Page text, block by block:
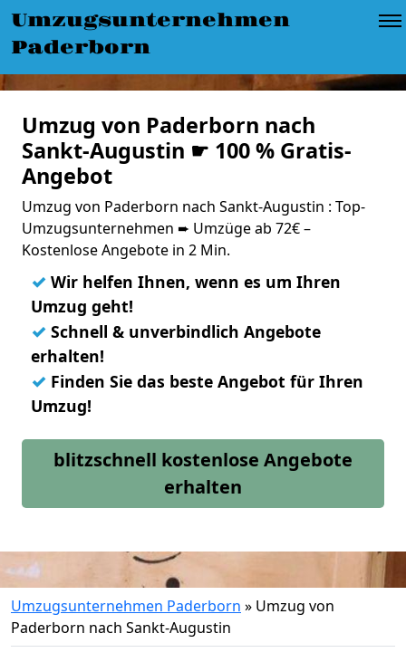
Umzugsunternehmen
Paderborn
Umzug von Paderborn nach
Sankt-Augustin ☛ 100 % Gratis-
Angebot
Umzug von Paderborn nach Sankt-Augustin : Top-
Umzugsunternehmen ➨ Umzüge ab 72€ –
Kostenlose Angebote in 2 Min.
✓ Wir helfen Ihnen, wenn es um Ihren
Umzug geht!
✓ Schnell & unverbindlich Angebote
erhalten!
✓ Finden Sie das beste Angebot für Ihren
Umzug!
blitzschnell kostenlose Angebote
erhalten
Umzugsunternehmen Paderborn » Umzug von
Paderborn nach Sankt-Augustin